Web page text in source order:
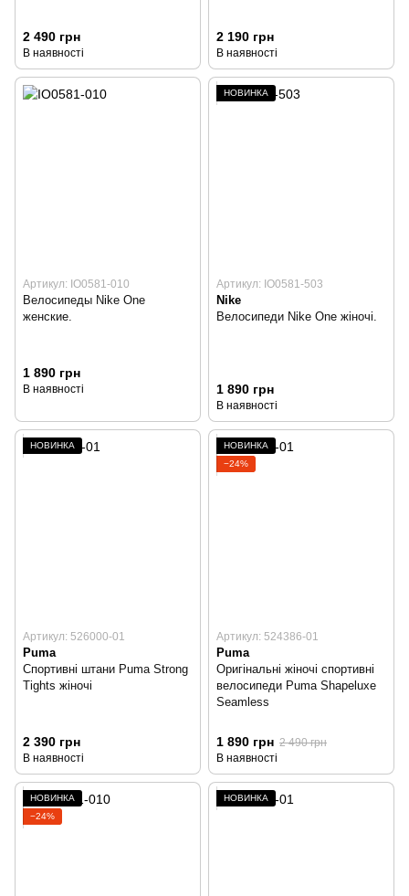
2 490 грн
В наявності
2 190 грн
В наявності
Артикул: IO0581-010
Велосипеды Nike One
женские.
1 890 грн
В наявності
НОВИНКА
Артикул: IO0581-503
Nike
Велосипеди Nike One жіночі.
1 890 грн
В наявності
НОВИНКА
Артикул: 526000-01
Puma
Спортивні штани Puma Strong
Tights жіночі
2 390 грн
В наявності
НОВИНКА
−24%
Артикул: 524386-01
Puma
Оригінальні жіночі спортивні
велосипеди Puma Shapeluxe
Seamless
1 890 грн 2 490 грн
В наявності
НОВИНКА
−24%
НОВИНКА